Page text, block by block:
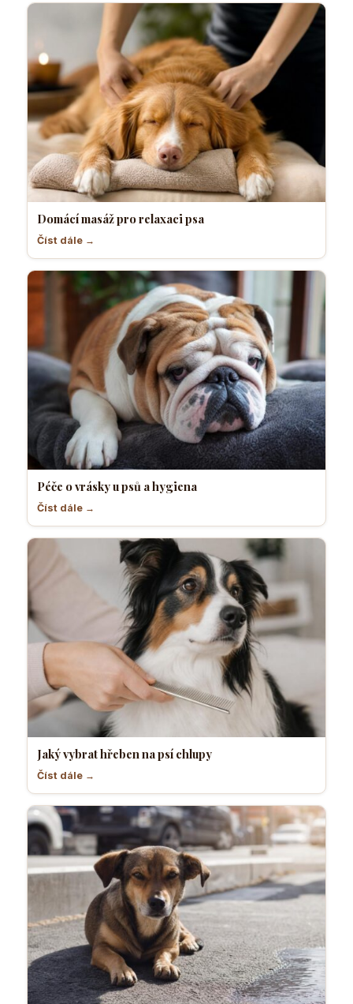
Domácí masáž pro relaxaci psa
Číst dále →
Péče o vrásky u psů a hygiena
Číst dále →
Jaký vybrat hřeben na psí chlupy
Číst dále →